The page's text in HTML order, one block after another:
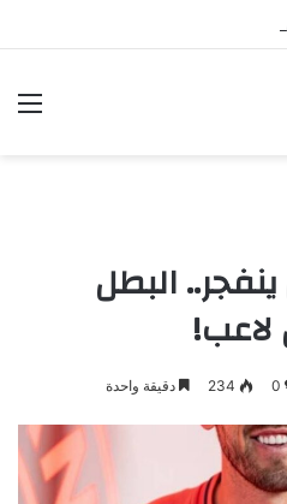
مبتكرة تزين أزياء 2026
البطل
0
234 دقيقة واحدة